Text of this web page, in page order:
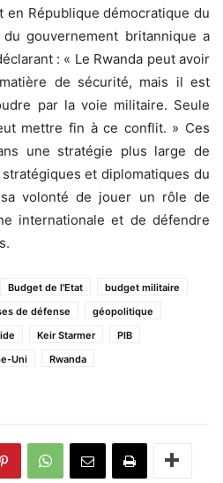
en République démocratique du
gouvernement britannique a
: « Le Rwanda peut avoir
de sécurité, mais il est
par la voie militaire. Seule
mettre fin à ce conflit. » Ces
une stratégie plus large de
et diplomatiques du
sa volonté de jouer un rôle de
internationale et de défendre
Budget de l'Etat
budget militaire
de défense
géopolitique
Keir Starmer
PIB
Uni
Rwanda